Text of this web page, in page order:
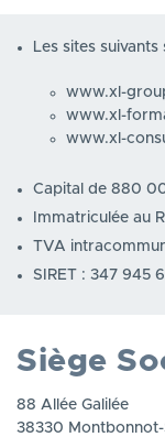
Les sites
www.xl-
www.xl-
www.xl-
Capital de 880
Immatriculée au
TVA
SIRET : 347 945
Siège
88 Allée Galilée
38330